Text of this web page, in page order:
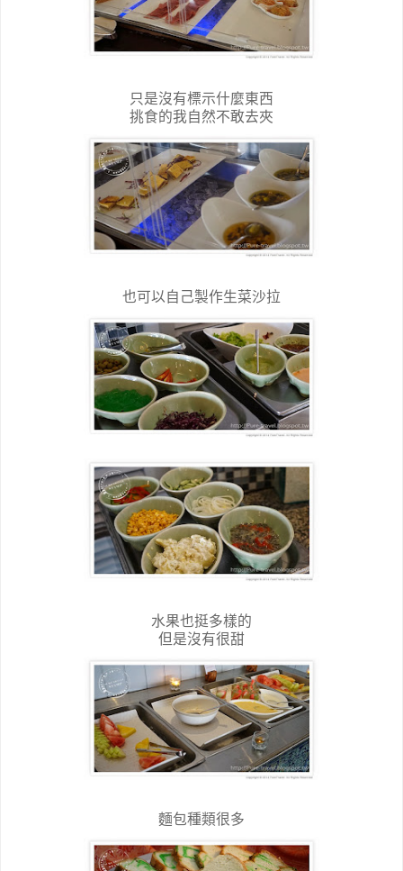
只是沒有標示什麼東西
挑食的我自然不敢去夾
也可以自己製作生菜沙拉
水果也挺多樣的
但是沒有很甜
麵包種類很多